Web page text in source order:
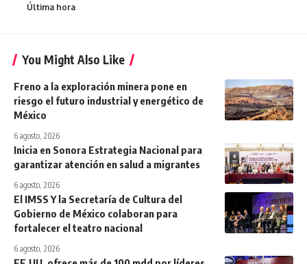
Última hora
You Might Also Like
Freno a la exploración minera pone en
riesgo el futuro industrial y energético de
México
6 agosto, 2026
Inicia en Sonora Estrategia Nacional para
garantizar atención en salud a migrantes
6 agosto, 2026
El IMSS Y la Secretaría de Cultura del
Gobierno de México colaboran para
fortalecer el teatro nacional
6 agosto, 2026